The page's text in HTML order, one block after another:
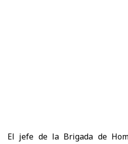
El jefe de la Brigada de